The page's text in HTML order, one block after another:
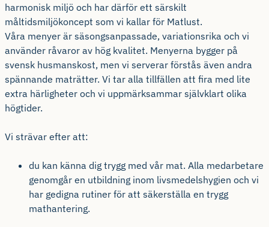
harmonisk miljö och har därför ett särskilt
måltidsmiljökoncept som vi kallar för Matlust.
Våra menyer är säsongsanpassade, variationsrika och vi
använder råvaror av hög kvalitet. Menyerna bygger på
svensk husmanskost, men vi serverar förstås även andra
spännande maträtter. Vi tar alla tillfällen att fira med lite
extra härligheter och vi uppmärksammar självklart olika
högtider.
Vi strävar efter att:
du kan känna dig trygg med vår mat. Alla medarbetare
genomgår en utbildning inom livsmedelshygien och vi
har gedigna rutiner för att säkerställa en trygg
mathantering.